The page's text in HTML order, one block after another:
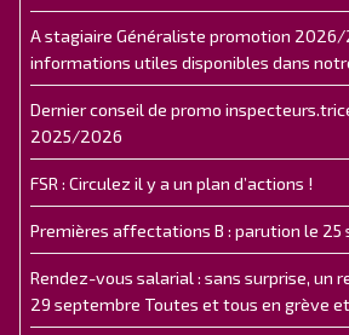
A stagiaire Généraliste promotion 2026/
informations utiles disponibles dans
Dernier conseil de promo
2025/2026
FSR : Circulez il y a un plan d’actions !
Premières affectations B : parution le
Rendez-vous salarial : sans surprise, un
29 septembre Toutes et tous en grève